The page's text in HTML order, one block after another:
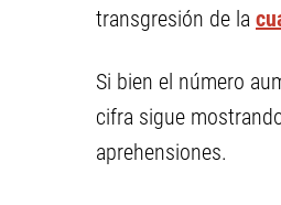
transgresión de la
Si bien el número
cifra sigue
aprehensiones.